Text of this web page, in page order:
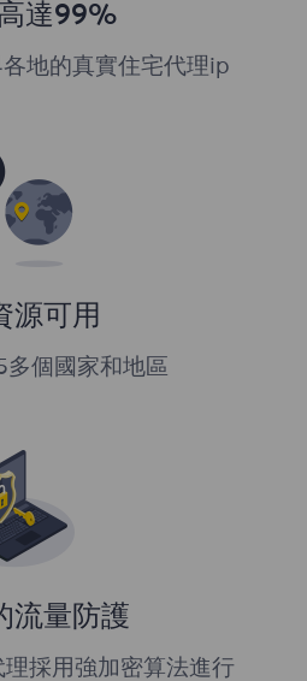
高達99%
地的真實住宅代理ip
源可用
多個國家和地區
流量防護
採用強加密算法進行